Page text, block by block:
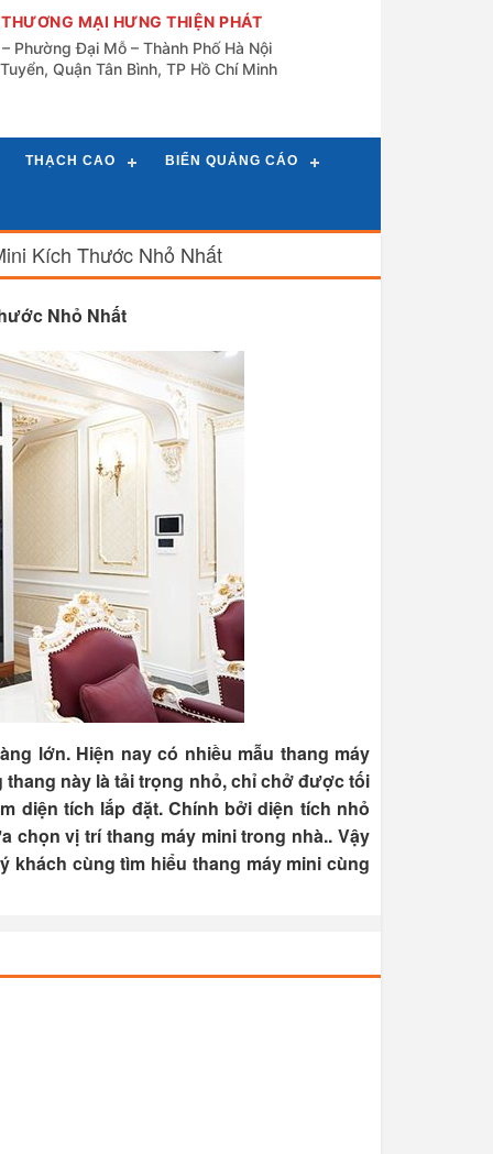
MẠI HƯNG THIỆN PHÁT
Phường Đại Mỗ – Thành Phố Hà Nội
Quận Tân Bình, TP Hồ Chí Minh
THẠCH CAO BIỂN QUẢNG CÁO
Kích Thước Nhỏ Nhất
Nhỏ Nhất
lớn. Hiện nay có nhiều mẫu thang máy
này là tải trọng nhỏ, chỉ chở được tối
diện tích lắp đặt. Chính bởi diện tích nhỏ
chọn vị trí thang máy mini trong nhà.. Vậy
khách cùng tìm hiểu thang máy mini cùng